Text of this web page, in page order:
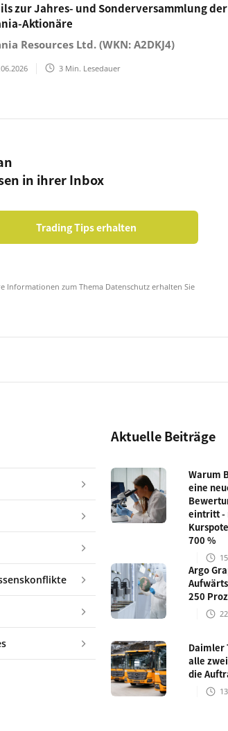
zur Jahres- und Sonderversammlung der
Aktionäre
Resources Ltd. (WKN: A2DKJ4)
3Min. Lesedauer
in ihrer Inbox
Informationen zum Thema Datenschutz erhalten Sie
Aktuelle Beiträge
Warum
eine
eintritt -
700 %
15
Argo
250
22
Daimler
alle
die
13